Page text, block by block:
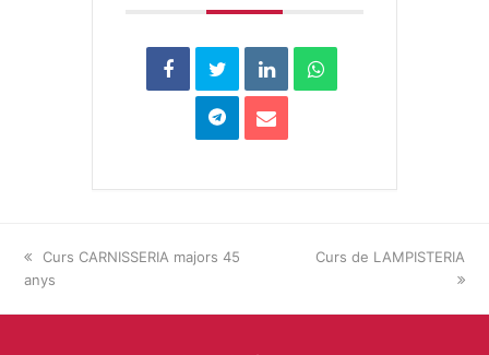
previous
post:
Curs CARNISSERIA majors 45
anys
next
Curs de LAMPISTERIA